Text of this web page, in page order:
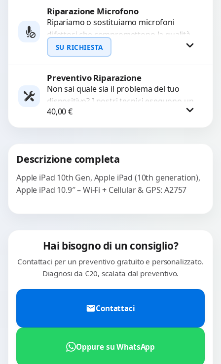
Richiedi Preventivo
WhatsApp
Riparazione Microfono
Ripariamo o sostituiamo microfoni
difettosi che compromettono la qualità
audio delle registrazioni o delle
chiamate. Diagnosi accurata e ricambi
SU RICHIESTA
Richiedi Preventivo
WhatsApp
Preventivo Riparazione
Non sai quale sia il problema del tuo
dispositivo? I nostri tecnici eseguono un
check-up completo con strumenti
avanzati per...
40,00€
Descrizione completa
Apple iPad 10th Gen, Apple iPad (10th generation),
Apple iPad 10.9″ – Wi-Fi + Cellular & GPS: A2757
Hai bisogno di un consiglio?
Contattaci per un preventivo gratuito e personalizzato.
Diagnosi da €20, scalata dal preventivo.
Contattaci
Oppure su WhatsApp